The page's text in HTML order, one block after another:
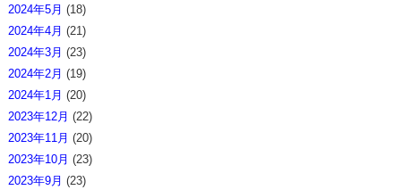
2024年5月 (18)
2024年4月 (21)
2024年3月 (23)
2024年2月 (19)
2024年1月 (20)
2023年12月 (22)
2023年11月 (20)
2023年10月 (23)
2023年9月 (23)